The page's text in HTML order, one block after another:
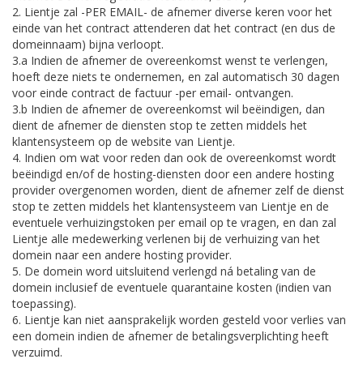
2. Lientje zal -PER EMAIL- de afnemer diverse keren voor het
einde van het contract attenderen dat het contract (en dus de
domeinnaam) bijna verloopt.
3.a Indien de afnemer de overeenkomst wenst te verlengen,
hoeft deze niets te ondernemen, en zal automatisch 30 dagen
voor einde contract de factuur -per email- ontvangen.
3.b Indien de afnemer de overeenkomst wil beëindigen, dan
dient de afnemer de diensten stop te zetten middels het
klantensysteem op de website van Lientje.
4. Indien om wat voor reden dan ook de overeenkomst wordt
beëindigd en/of de hosting-diensten door een andere hosting
provider overgenomen worden, dient de afnemer zelf de dienst
stop te zetten middels het klantensysteem van Lientje en de
eventuele verhuizingstoken per email op te vragen, en dan zal
Lientje alle medewerking verlenen bij de verhuizing van het
domein naar een andere hosting provider.
5. De domein word uitsluitend verlengd ná betaling van de
domein inclusief de eventuele quarantaine kosten (indien van
toepassing).
6. Lientje kan niet aansprakelijk worden gesteld voor verlies van
een domein indien de afnemer de betalingsverplichting heeft
verzuimd.